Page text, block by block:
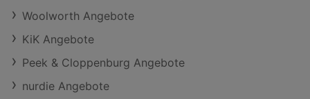
Woolworth Angebote
KiK Angebote
Peek & Cloppenburg Angebote
nurdie Angebote